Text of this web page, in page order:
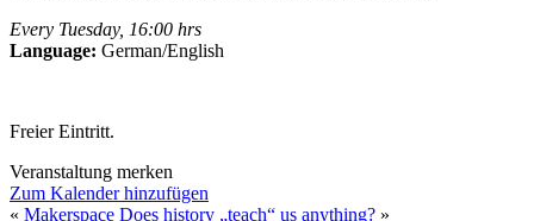
Every Tuesday, 16:00 hrs
Language: German/English
Freier Eintritt.
Veranstaltung merken
Zum Kalender hinzufügen
« Makerspace Does history „teach“ us anything? »